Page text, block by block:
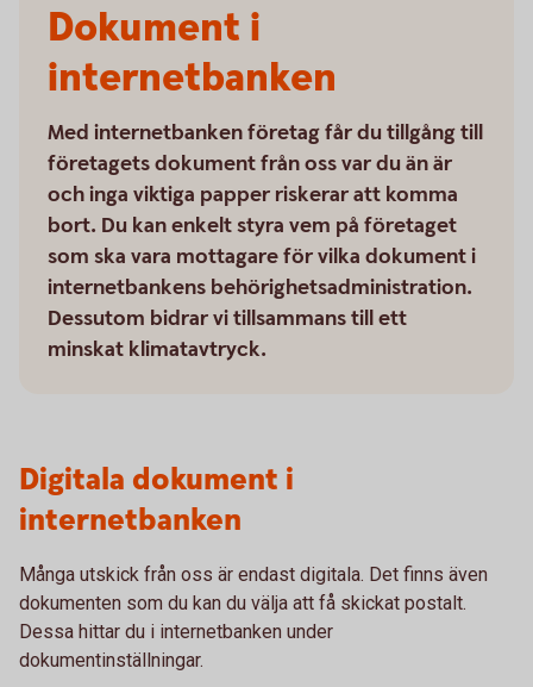
Dokument i
internetbanken
Med internetbanken företag får du tillgång till
företagets dokument från oss var du än är
och inga viktiga papper riskerar att komma
bort. Du kan enkelt styra vem på företaget
som ska vara mottagare för vilka dokument i
internetbankens behörighetsadministration.
Dessutom bidrar vi tillsammans till ett
minskat klimatavtryck.
Digitala dokument i
internetbanken
Många utskick från oss är endast digitala. Det finns även
dokumenten som du kan du välja att få skickat postalt.
Dessa hittar du i internetbanken under
dokumentinställningar.